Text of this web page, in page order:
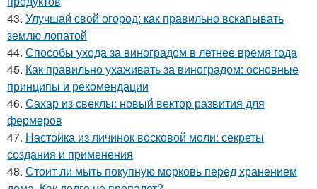
43. Улучшай свой огород: как правильно вскапывать
землю лопатой
44. Способы ухода за виноградом в летнее время года
45. Как правильно ухаживать за виноградом: основные
принципы и рекомендации
46. Сахар из свеклы: новый вектор развития для
фермеров
47. Настойка из личинок восковой моли: секреты
создания и применения
48. Стоит ли мыть покупную морковь перед хранением